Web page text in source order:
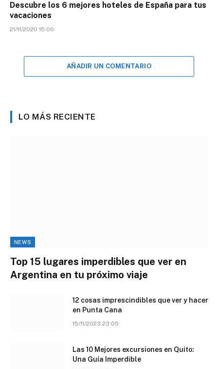
Descubre los 6 mejores hoteles de España para tus
vacaciones
21/11/2020 15:00
AÑADIR UN COMENTARIO
LO MÁS RECIENTE
NEWS
Top 15 lugares imperdibles que ver en
Argentina en tu próximo viaje
12 cosas imprescindibles que ver y hacer
en Punta Cana
15/11/2023 23:05
Las 10 Mejores excursiones en Quito:
Una Guía Imperdible